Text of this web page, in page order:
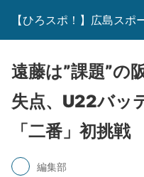
【ひろスポ！】広島ス
遠藤は”課題”の
失点、U22バッ
「二番」初挑戦
編集部